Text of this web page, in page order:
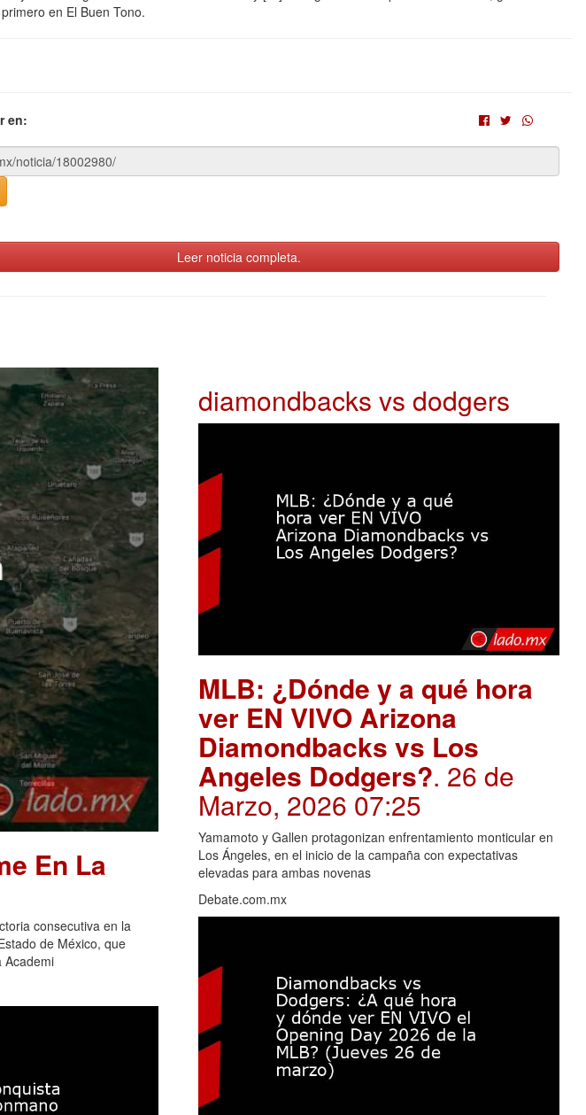
en El Buen Tono.
en:
Leer noticia completa.
En La
consecutiva en la
de México, que
Academi
diamondbacks vs dodgers
MLB: ¿Dónde y a qué hora
ver EN VIVO Arizona
Diamondbacks vs Los
Angeles Dodgers?. 26 de
Marzo, 2026 07:25
Yamamoto y Gallen protagonizan enfrentamiento monticular en
Los Ángeles, en el inicio de la campaña con expectativas
elevadas para ambas novenas
Debate.com.mx